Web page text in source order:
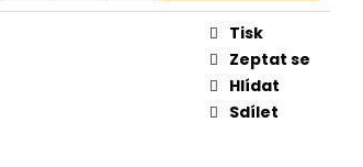
Tisk
Zeptat se
Hlídat
Sdílet